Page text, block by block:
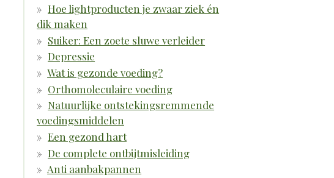
Hoe lightproducten je zwaar ziek én
dik maken
Suiker: Een zoete sluwe verleider
Depressie
Wat is gezonde voeding?
Orthomoleculaire voeding
Natuurlijke ontstekingsremmende
voedingsmiddelen
Een gezond hart
De complete ontbijtmisleiding
Anti aanbakpannen